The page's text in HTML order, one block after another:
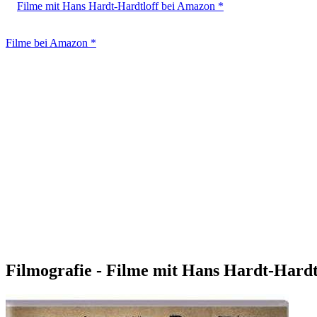
Filme mit Hans Hardt-Hardtloff bei Amazon *
Filme bei Amazon *
Filmografie - Filme mit Hans Hardt-